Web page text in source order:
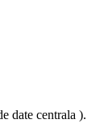
date centrala ).